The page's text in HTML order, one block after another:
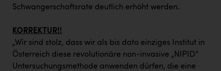
TRAILOMAT & Cycling Austria
Vier Diamanten
Schwangerschaftsrate deutlich erhöht werden.
KORREKTUR!!
„Wir sind stolz, dass wir als bis dato einziges Institut in
Österreich diese revolutionäre non-invasive „NIPID“
Untersuchungsmethode anwenden dürfen, die eine